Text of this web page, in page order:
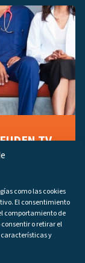
como las cookies
El consentimiento
comportamiento de
o retirar el
y
TV
videos